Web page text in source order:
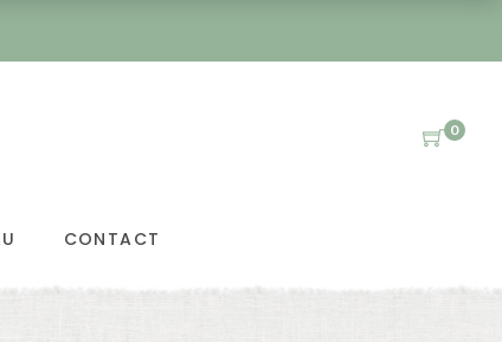
0
CONTACT